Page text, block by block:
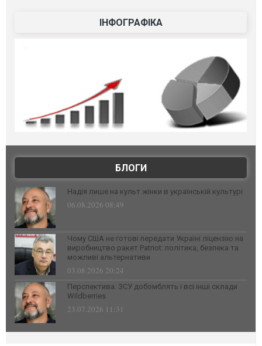
ІНФОГРАФІКА
БЛОГИ
Надія лише на культ жінки в українській культурі
06.08.2026 08:49
Чому США не готові передати Україні ліцензію на
виробництво ракет Patriot: політика, безпека та
можливі альтернативи
03.08.2026 20:24
Перспектива: ЗСУ добомблять і всі інші склади
Wildberries
23.07.2026 11:31